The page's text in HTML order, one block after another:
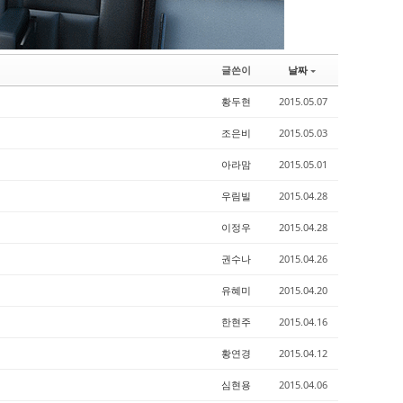
글쓴이 날짜
황두현 2015.05.07
조은비 2015.05.03
아라맘 2015.05.01
우림빌 2015.04.28
이정우 2015.04.28
권수나 2015.04.26
유혜미 2015.04.20
한현주 2015.04.16
황연경 2015.04.12
심현용 2015.04.06